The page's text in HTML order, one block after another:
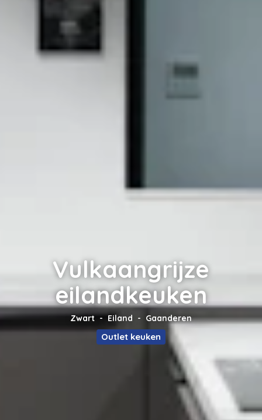
Vulkaangrijze
eilandkeuken
Zwart Eiland Gaanderen
Outlet keuken